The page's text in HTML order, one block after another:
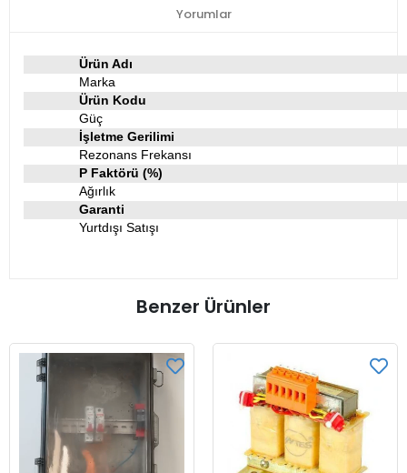
Yorumlar
Ürün Adı
Marka
Ürün Kodu
Güç
İşletme Gerilimi
Rezonans Frekansı
P Faktörü (%)
Ağırlık
Garanti
Yurtdışı Satışı
Benzer Ürünler